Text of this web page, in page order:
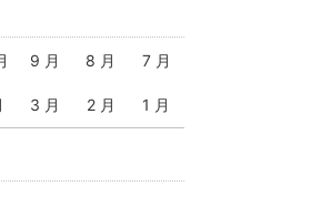
9 月 8 月 7 月
3 月 2 月 1 月